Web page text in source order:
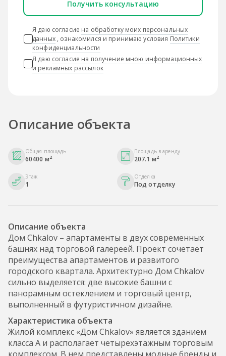
Получить консультацию
Я даю согласие на обработку моих персональных
данных, ознакомился и принимаю условия Политики
конфиденциальности
Я даю согласие на получение мною информационных
и рекламных рассылок
Описание объекта
Общая площадь
60400 м2
Площадь в аренду
207.1 м2
Этаж
1
Отделка
Под отделку
Описание объекта
Дом Chkalov – апартаменты в двух современных
башнях над торговой галереей. Проект сочетает
преимущества апартаментов и развитого
городского квартала. Архитектурно Дом Chkalov
сильно выделяется: две высокие башни с
панорамным остеклением и торговый центр,
выполненный в футуристичном дизайне.
Характеристика объекта
Жилой комплекс «Дом Chkalov» является зданием
класса А и располагает четырехэтажным торговым